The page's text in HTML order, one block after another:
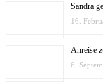
Sandra
16.
Anreise
6.